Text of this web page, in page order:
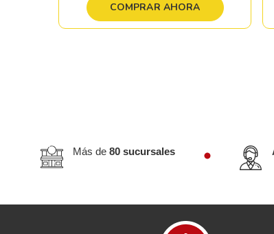
COMPRAR AHORA
Más de 80 sucursales